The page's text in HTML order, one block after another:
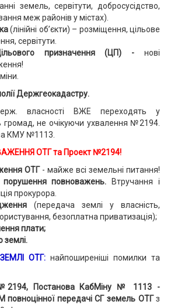
земель, сервітути, добросусідство,
меж районів у містах).
(лінійні об’єкти) – розміщення, цільове
сервітути.
призначення (ЦП) -нові
Держгеокадастру.
власності ВЖЕ переходять у
громад, не очікуючи ухвалення №2194.
КМУ №1113.
ОТГ та Проект №2194!
ОТГ- майже всі земельні питання!
порушення повноважень. Втручання і
прокурора.
(передача землі у власність,
безоплатна приватизація);
плати;
землі.
ОТГ:найпоширеніші помилки та
Постанова КабМіну № 1113 -
повноцінної передачі СГ земель ОТГз